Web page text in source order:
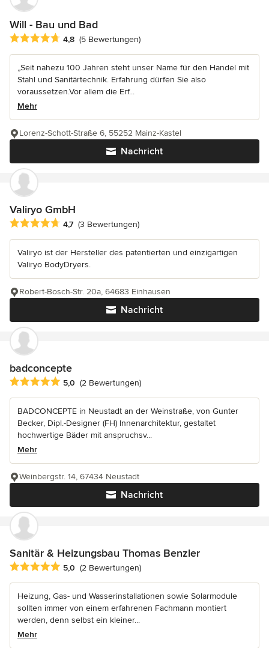
Will - Bau und Bad
Durchschnittliche Bewertung: 4.8 von 5 Sternen
4,8 (5 Bewertungen)
„Seit nahezu 100 Jahren steht unser Name für den Handel mit
Stahl und Sanitärtechnik. Erfahrung dürfen Sie also
voraussetzen.Vor allem die Erf...
Mehr
Nachricht
Lorenz-Schott-Straße 6, 55252 Mainz-Kastel
Valiryo GmbH
Durchschnittliche Bewertung: 4.7 von 5 Sternen
4,7 (3 Bewertungen)
Valiryo ist der Hersteller des patentierten und einzigartigen
Valiryo BodyDryers.
Nachricht
Robert-Bosch-Str. 20a, 64683 Einhausen
badconcepte
Durchschnittliche Bewertung: 5 von 5 Sternen
5,0 (2 Bewertungen)
BADCONCEPTE in Neustadt an der Weinstraße, von Gunter
Becker, Dipl.-Designer (FH) Innenarchitektur, gestaltet
hochwertige Bäder mit anspruchsv...
Mehr
Nachricht
Weinbergstr. 14, 67434 Neustadt
Sanitär & Heizungsbau Thomas Benzler
Durchschnittliche Bewertung: 5 von 5 Sternen
5,0 (2 Bewertungen)
Heizung, Gas- und Wasserinstallationen sowie Solarmodule
sollten immer von einem erfahrenen Fachmann montiert
werden, denn selbst ein kleiner...
Mehr